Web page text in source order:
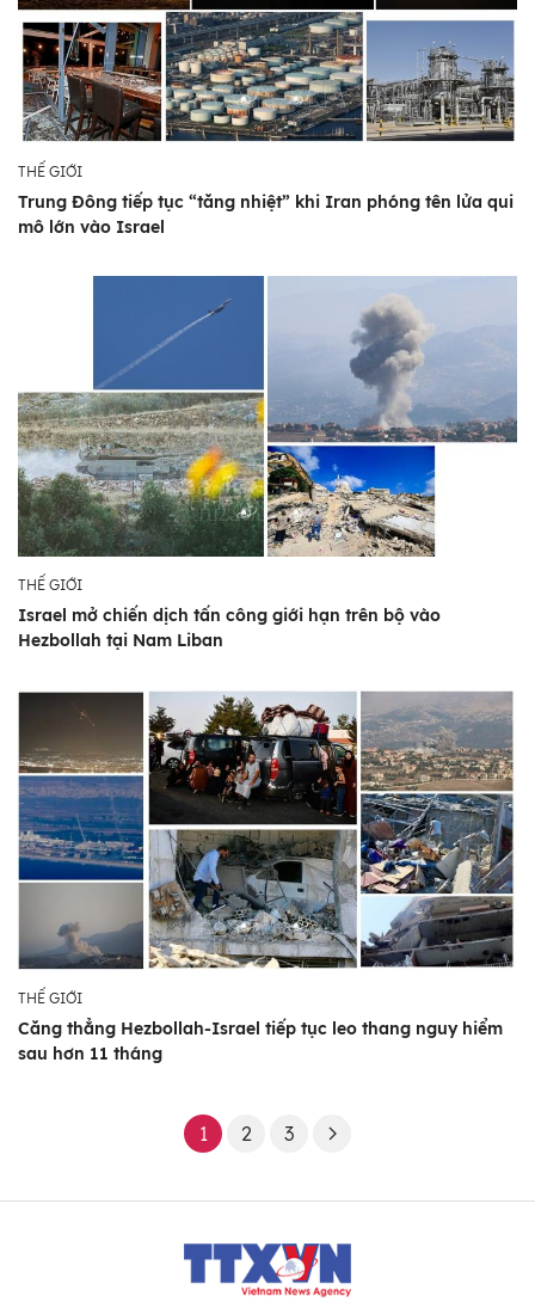
THẾ GIỚI
Trung Đông tiếp tục “tăng nhiệt” khi Iran phóng tên lửa qui
mô lớn vào Israel
THẾ GIỚI
Israel mở chiến dịch tấn công giới hạn trên bộ vào
Hezbollah tại Nam Liban
THẾ GIỚI
Căng thẳng Hezbollah-Israel tiếp tục leo thang nguy hiểm
sau hơn 11 tháng
1 2 3